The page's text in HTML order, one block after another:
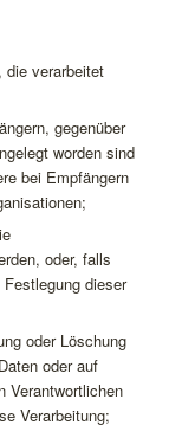
die verarbeitet
gegenüber
worden sind
bei Empfängern
oder, falls
dieser
oder Löschung
oder auf
Verantwortlichen
Verarbeitung;